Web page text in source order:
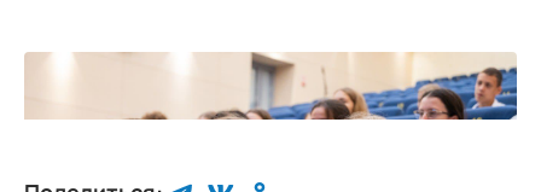
1/4